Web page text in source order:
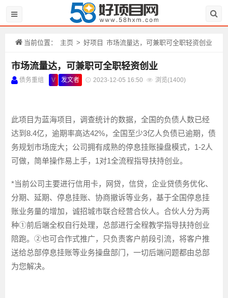
当前位置： 主页 > 好项目 市场流量达，可兼职可全职轻资创业
市场流量达，可兼职可全职轻资创业
债务重组 V 发文者 2023-12-05 16:50 浏览(1400)
此项目为蓝海项目，调查统计的数据，全国的负债人数已经
达到8.4亿，逾期率高达42%，全国至少3亿人负债已逾期，债
务规划市场庞大；公司拥有成熟的停息挂账操盘模式，1-2人
可做，简单操作易上手，1对1全流程指导扶持创业。
*当前公司主要进行信用卡，网贷，信贷，企业贷债务优化、
分期、延期、停息挂账、协商撤诉等业务，基于全国停息挂
账业务量的增加，诚招城市联合经营合伙人。合伙人分为两
种①前后端全权自行处理，总部进行全程教学指导扶持创业
陪跑。②也可合作式推广，只负责客户前段引流，将客户推
送给总部停息挂账等业务操盘部门，一切后端问题都由总部
为您解决。